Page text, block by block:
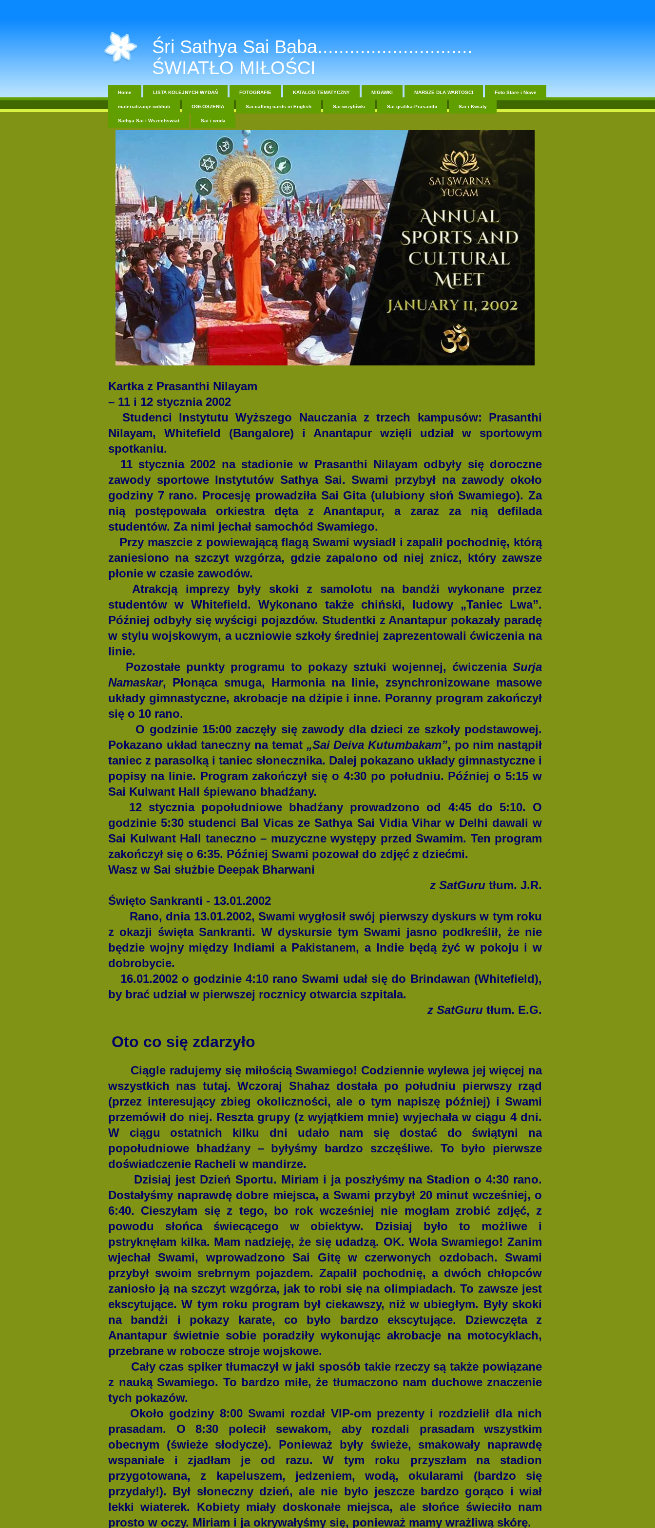
Śri Sathya Sai Baba.............................
ŚWIATŁO MIŁOŚCI
Home LISTA KOLEJNYCH WYDAŃ FOTOGRAFIE KATALOG TEMATYCZNY MIGAWKI MARSZE DLA WARTOSCI Foto Stare i Nowe
materializacje-wibhuti OGŁOSZENIA Sai-calling cards in English Sai-wizytówki Sai grafika-Prasanthi Sai i Kwiaty
Sathya Sai i Wszechswiat Sai i woda
Kartka z Prasanthi Nilayam
– 11 i 12 stycznia 2002
Studenci Instytutu Wyższego Nauczania z trzech kampusów: Prasanthi
Nilayam, Whitefield (Bangalore) i Anantapur wzięli udział w sportowym
spotkaniu.
11 stycznia 2002 na stadionie w Prasanthi Nilayam odbyły się doroczne
zawody sportowe Instytutów Sathya Sai. Swami przybył na zawody około
godziny 7 rano. Procesję prowadziła Sai Gita (ulubiony słoń Swamiego). Za
nią postępowała orkiestra dęta z Anantapur, a zaraz za nią defilada
studentów. Za nimi jechał samochód Swamiego.
Przy maszcie z powiewającą flagą Swami wysiadł i zapalił pochodnię, którą
zaniesiono na szczyt wzgórza, gdzie zapalono od niej znicz, który zawsze
płonie w czasie zawodów.
Atrakcją imprezy były skoki z samolotu na bandżi wykonane przez
studentów w Whitefield. Wykonano także chiński, ludowy „Taniec Lwa”.
Później odbyły się wyścigi pojazdów. Studentki z Anantapur pokazały paradę
w stylu wojskowym, a uczniowie szkoły średniej zaprezentowali ćwiczenia na
linie.
Pozostałe punkty programu to pokazy sztuki wojennej, ćwiczenia Surja
Namaskar, Płonąca smuga, Harmonia na linie, zsynchronizowane masowe
układy gimnastyczne, akrobacje na dżipie i inne. Poranny program zakończył
się o 10 rano.
O godzinie 15:00 zaczęły się zawody dla dzieci ze szkoły podstawowej.
Pokazano układ taneczny na temat „Sai Deiva Kutumbakam”, po nim nastąpił
taniec z parasolką i taniec słonecznika. Dalej pokazano układy gimnastyczne i
popisy na linie. Program zakończył się o 4:30 po południu. Później o 5:15 w
Sai Kulwant Hall śpiewano bhadźany.
12 stycznia popołudniowe bhadźany prowadzono od 4:45 do 5:10. O
godzinie 5:30 studenci Bal Vicas ze Sathya Sai Vidia Vihar w Delhi dawali w
Sai Kulwant Hall taneczno – muzyczne występy przed Swamim. Ten program
zakończył się o 6:35. Później Swami pozował do zdjęć z dziećmi.
Wasz w Sai służbie Deepak Bharwani
z SatGuru tłum. J.R.
Święto Sankranti - 13.01.2002
Rano, dnia 13.01.2002, Swami wygłosił swój pierwszy dyskurs w tym roku
z okazji święta Sankranti. W dyskursie tym Swami jasno podkreślił, że nie
będzie wojny między Indiami a Pakistanem, a Indie będą żyć w pokoju i w
dobrobycie.
16.01.2002 o godzinie 4:10 rano Swami udał się do Brindawan (Whitefield),
by brać udział w pierwszej rocznicy otwarcia szpitala.
z SatGuru tłum. E.G.
Oto co się zdarzyło
Ciągle radujemy się miłością Swamiego! Codziennie wylewa jej więcej na
wszystkich nas tutaj. Wczoraj Shahaz dostała po południu pierwszy rząd
(przez interesujący zbieg okoliczności, ale o tym napiszę później) i Swami
przemówił do niej. Reszta grupy (z wyjątkiem mnie) wyjechała w ciągu 4 dni.
W ciągu ostatnich kilku dni udało nam się dostać do świątyni na
popołudniowe bhadźany – byłyśmy bardzo szczęśliwe. To było pierwsze
doświadczenie Racheli w mandirze.
Dzisiaj jest Dzień Sportu. Miriam i ja poszłyśmy na Stadion o 4:30 rano.
Dostałyśmy naprawdę dobre miejsca, a Swami przybył 20 minut wcześniej, o
6:40. Cieszyłam się z tego, bo rok wcześniej nie mogłam zrobić zdjęć, z
powodu słońca świecącego w obiektyw. Dzisiaj było to możliwe i
pstryknęłam kilka. Mam nadzieję, że się udadzą. OK. Wola Swamiego! Zanim
wjechał Swami, wprowadzono Sai Gitę w czerwonych ozdobach. Swami
przybył swoim srebrnym pojazdem. Zapalił pochodnię, a dwóch chłopców
zaniosło ją na szczyt wzgórza, jak to robi się na olimpiadach. To zawsze jest
ekscytujące. W tym roku program był ciekawszy, niż w ubiegłym. Były skoki
na bandżi i pokazy karate, co było bardzo ekscytujące. Dziewczęta z
Anantapur świetnie sobie poradziły wykonując akrobacje na motocyklach,
przebrane w robocze stroje wojskowe.
Cały czas spiker tłumaczył w jaki sposób takie rzeczy są także powiązane
z nauką Swamiego. To bardzo miłe, że tłumaczono nam duchowe znaczenie
tych pokazów.
Około godziny 8:00 Swami rozdał VIP-om prezenty i rozdzielił dla nich
prasadam. O 8:30 polecił sewakom, aby rozdali prasadam wszystkim
obecnym (świeże słodycze). Ponieważ były świeże, smakowały naprawdę
wspaniale i zjadłam je od razu. W tym roku przyszłam na stadion
przygotowana, z kapeluszem, jedzeniem, wodą, okularami (bardzo się
przydały!). Był słoneczny dzień, ale nie było jeszcze bardzo gorąco i wiał
lekki wiaterek. Kobiety miały doskonałe miejsca, ale słońce świeciło nam
prosto w oczy. Miriam i ja okrywałyśmy się, ponieważ mamy wrażliwą skórę.